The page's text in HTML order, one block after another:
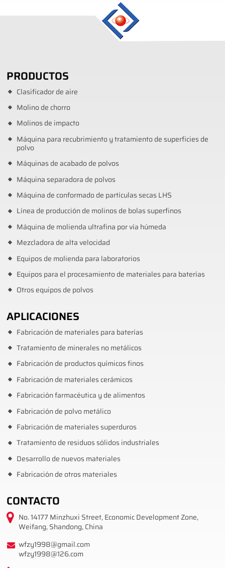
PRODUCTOS
Clasificador de aire
Molino de chorro
Molinos de impacto
Máquina para recubrimiento y tratamiento de superficies de
polvo
Máquinas de acabado de polvos
Máquina separadora de polvos
Máquina de conformado de partículas secas LHS
Línea de producción de molinos de bolas superfinos
Máquina de molienda ultrafina por vía húmeda
Mezcladora de alta velocidad
Equipos de molienda para laboratorios
Equipos para el procesamiento de materiales para baterías
Otros equipos de polvos
APLICACIONES
Fabricación de materiales para baterías
Tratamiento de minerales no metálicos
Fabricación de productos químicos finos
Fabricación de materiales cerámicos
Fabricación farmacéutica y de alimentos
Fabricación de polvo metálico
Fabricación de materiales superduros
Tratamiento de residuos sólidos industriales
Desarrollo de nuevos materiales
Fabricación de otros materiales
CONTACTO
No. 14177 Minzhuxi Street, Economic Development Zone,
Weifang, Shandong, China
wfzy1998@gmail.com
wfzy1998@126.com